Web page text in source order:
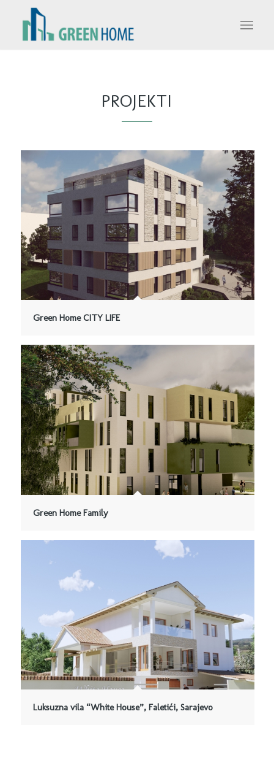
PROJEKTI
Green Home CITY LIFE
Green Home Family
Luksuzna vila “White House”, Faletići, Sarajevo